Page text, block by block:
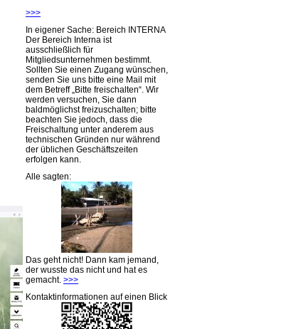
>>>
In eigener Sache: Bereich INTERNA
Der Bereich Interna ist
ausschließlich für
Mitgliedsunternehmen bestimmt.
Sollten Sie einen Zugang wünschen,
senden Sie uns bitte eine Mail mit
dem Betreff „Bitte freischalten“. Wir
werden versuchen, Sie dann
baldmöglichst freizuschalten; bitte
beachten Sie jedoch, dass die
Freischaltung unter anderem aus
technischen Gründen nur während
der üblichen Geschäftszeiten
erfolgen kann.
Alle sagten:
Das geht nicht! Dann kam jemand,
der wusste das nicht und hat es
gemacht. >>>
Kontaktinformationen auf einen Blick